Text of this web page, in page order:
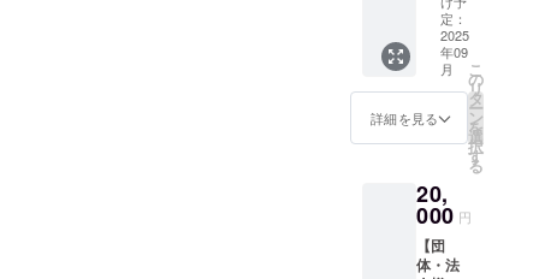
お順と
なりま
す。 ※
ご支援
た支援
金は寄
象とな
りま
す。領
収書郵
せん。
※ ご支
援いた
だく
際、備
掲載・
掲示を
名前を
ご記入
くださ
い。 ※
関わら
ず、リ
ターン
は全て
同じと
なりま
きまし
た支援
金を順
位賞な
どの賞
覧とし
て会場
掲示 ※
10,000
円＋ご
協力費
＋シス
テム手
円＋消
費税142
・活動
報告 ・
パンフ
レット
への団
体名、
法人
載（自
己作
成、ス
タッフ
を含め
定：
2025
年09
月
詳細を見る
こ
の
リ
タ
ー
ン
を
選
択
す
る
20,
000 円
【団
体・法